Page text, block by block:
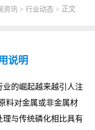
资讯 > 行业动态> 正文
说明
的崛起越来越引人注
料对金属或非金属材
与传统磷化相比具有